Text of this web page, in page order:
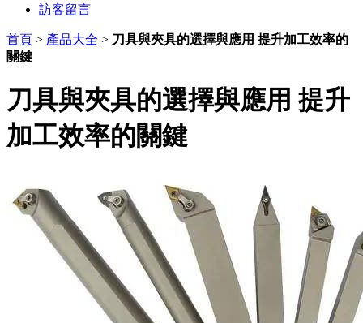
訪客留言
首頁 > 產品大全 > 刀具與夾具的選擇與應用 提升加工效率的
關鍵
刀具與夾具的選擇與應用 提升
加工效率的關鍵